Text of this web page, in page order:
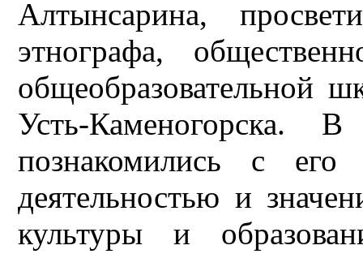
Алтынсарина,
этнографа,
Усть-Каменогорска.
познакомились с его
деятельностью и
культуры и